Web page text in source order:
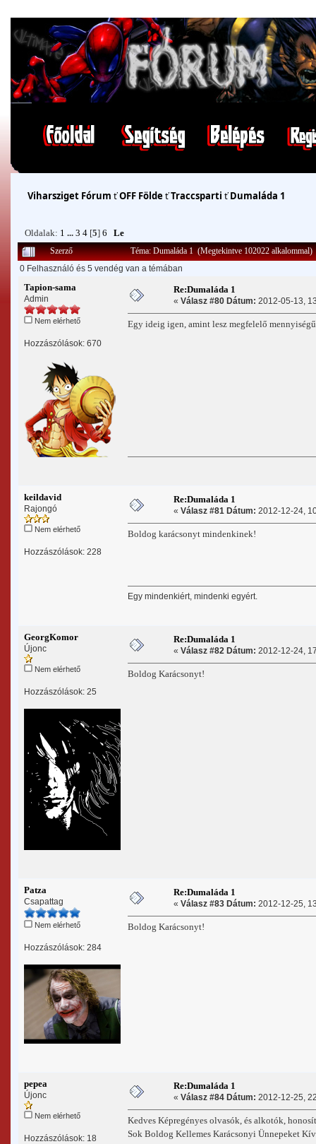
Viharsziget Fórum ťOFF FöldeťTraccsparti ťDumaláda 1
Oldalak: 1 ... 3 4 [5] 6 Le
Szerző
Téma: Dumaláda 1 (Megtekintve 102022 alkalommal)
0 Felhasználó és 5 vendég van a témában
Tapion-sama
Admin
Nem elérhető
Hozzászólások: 670
Re:Dumaláda 1
« Válasz #80 Dátum: 2012-05-13,
Egy ideig igen, amint lesz megfelelő
keildavid
Rajongó
Nem elérhető
Hozzászólások: 228
Re:Dumaláda 1
« Válasz #81 Dátum: 2012-12-24,
Boldog karácsonyt mindenkinek!
Egy mindenkiért, mindenki egyért.
GeorgKomor
Újonc
Nem elérhető
Hozzászólások: 25
Re:Dumaláda 1
« Válasz #82 Dátum: 2012-12-24,
Boldog Karácsonyt!
Patza
Csapattag
Nem elérhető
Hozzászólások: 284
Re:Dumaláda 1
« Válasz #83 Dátum: 2012-12-25,
Boldog Karácsonyt!
pepea
Újonc
Nem elérhető
Hozzászólások: 18
Re:Dumaláda 1
« Válasz #84 Dátum: 2012-12-25,
Kedves Képregényes olvasók, és alkotók,
Sok Boldog Kellemes Karácsonyi Ünnepeket